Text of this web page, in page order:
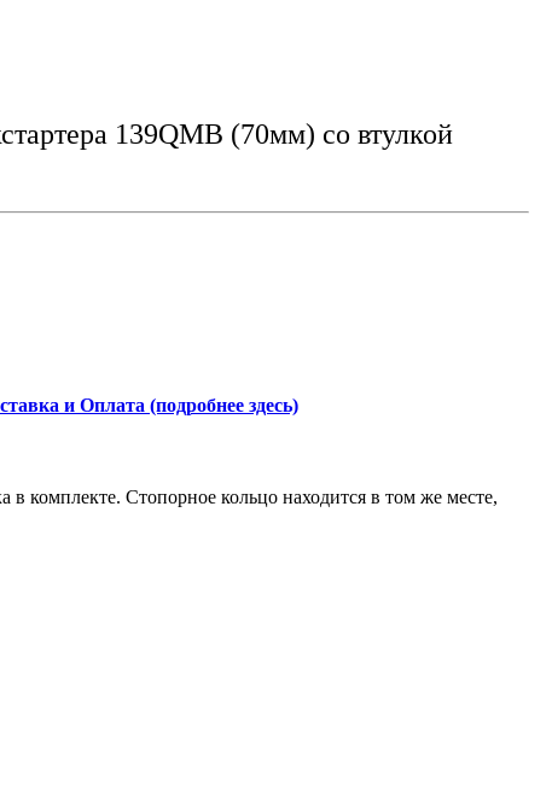
139QMB (70мм) со втулкой
и Оплата (подробнее здесь)
комплекте. Стопорное кольцо находится в том же месте,